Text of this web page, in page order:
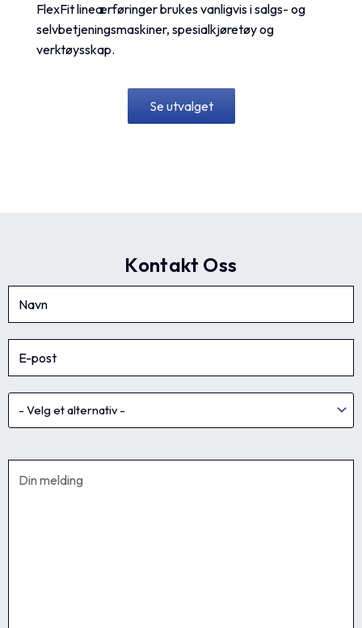
FlexFit lineærføringer brukes vanligvis i salgs- og
selvbetjeningsmaskiner, spesialkjøretøy og
verktøysskap.
Se utvalget
Kontakt Oss